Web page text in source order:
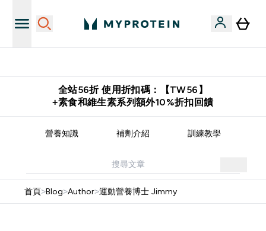
全站56折 使用折扣碼：【TW56】
+素食和維生素系列額外10%折扣回饋
營養知識 補劑介紹 訓練教學
首頁>Blog>Author>運動營養博士 Jimmy